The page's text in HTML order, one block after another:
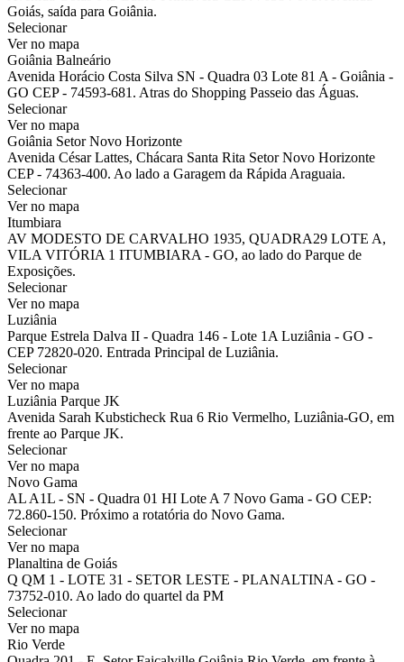
Goiás, saída para Goiânia.
Selecionar
Ver no mapa
Goiânia Balneário
Avenida Horácio Costa Silva SN - Quadra 03 Lote 81 A - Goiânia -
GO CEP - 74593-681. Atras do Shopping Passeio das Águas.
Selecionar
Ver no mapa
Goiânia Setor Novo Horizonte
Avenida César Lattes, Chácara Santa Rita Setor Novo Horizonte
CEP - 74363-400. Ao lado a Garagem da Rápida Araguaia.
Selecionar
Ver no mapa
Itumbiara
AV MODESTO DE CARVALHO 1935, QUADRA29 LOTE A,
VILA VITÓRIA 1 ITUMBIARA - GO, ao lado do Parque de
Exposições.
Selecionar
Ver no mapa
Luziânia
Parque Estrela Dalva II - Quadra 146 - Lote 1A Luziânia - GO -
CEP 72820-020. Entrada Principal de Luziânia.
Selecionar
Ver no mapa
Luziânia Parque JK
Avenida Sarah Kubsticheck Rua 6 Rio Vermelho, Luziânia-GO, em
frente ao Parque JK.
Selecionar
Ver no mapa
Novo Gama
AL A1L - SN - Quadra 01 HI Lote A 7 Novo Gama - GO CEP:
72.860-150. Próximo a rotatória do Novo Gama.
Selecionar
Ver no mapa
Planaltina de Goiás
Q QM 1 - LOTE 31 - SETOR LESTE - PLANALTINA - GO -
73752-010. Ao lado do quartel da PM
Selecionar
Ver no mapa
Rio Verde